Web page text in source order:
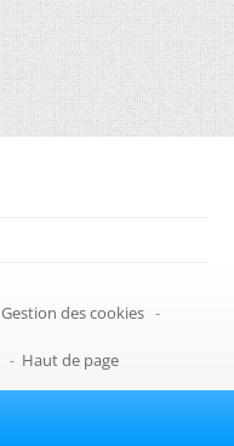
Gestion des cookies -
- Haut de page